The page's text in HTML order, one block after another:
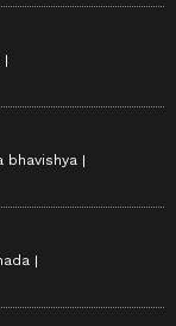
bhavishya